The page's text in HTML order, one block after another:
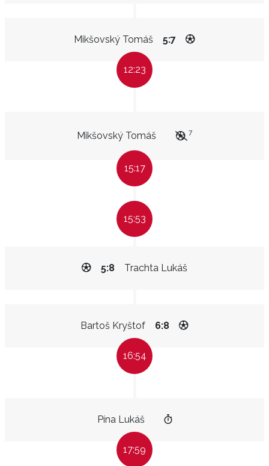
Mikšovský Tomáš 5:7
12:23
Mikšovský Tomáš 7
15:17
15:53
Trachta Lukáš
5:8
Bartoš Kryštof 6:8
16:54
Pína Lukáš
17:59